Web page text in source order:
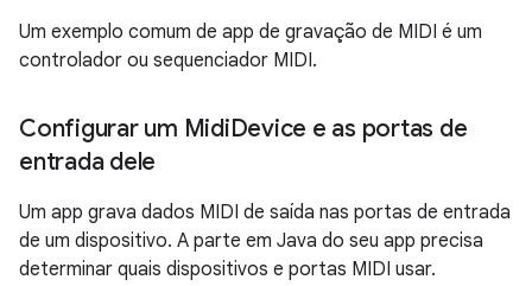
Um exemplo comum de app de gravação de MIDI é um
controlador ou sequenciador MIDI.
Configurar um MidiDevice e as portas de
entrada dele
Um app grava dados MIDI de saída nas portas de entrada
de um dispositivo. A parte em Java do seu app precisa
determinar quais dispositivos e portas MIDI usar.